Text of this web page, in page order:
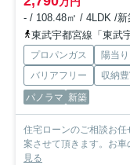
- / 108.48㎡ / 4LDK /新
東武宇都宮線「東武
プロパンガス 陽当
バリアフリー
収納
パノラマ 新築
住宅ローンのご相談お
案させて頂きます。お
見る